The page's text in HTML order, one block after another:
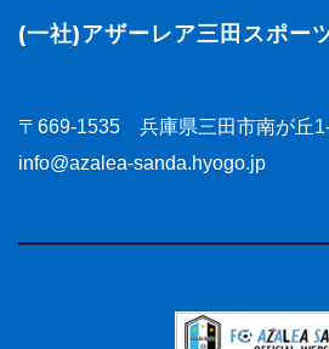
(一社)アザーレア三田スポー
〒669-1535 兵庫県三田市南が丘
info@azalea-sanda.hyogo.jp